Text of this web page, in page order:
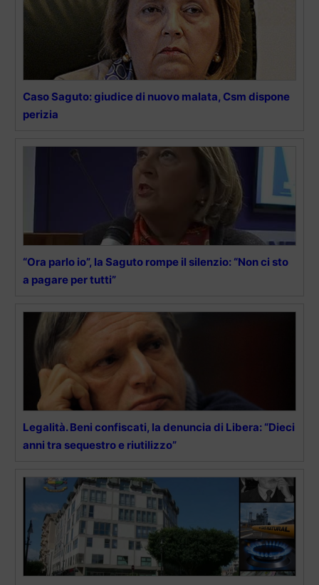
Caso Saguto: giudice di nuovo malata, Csm dispone
perizia
“Ora parlo io”, la Saguto rompe il silenzio: “Non ci sto
a pagare per tutti”
Legalità. Beni confiscati, la denuncia di Libera: “Dieci
anni tra sequestro e riutilizzo”